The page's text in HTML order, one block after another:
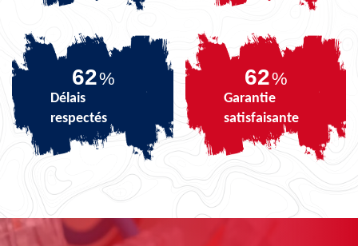
75%
Délais
respectés
75%
Garantie
satisfaisante